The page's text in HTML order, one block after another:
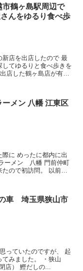
鶴ヶ島駅周辺で
んをゆるり食べ歩
店を出店したので 最
てゆるりと食べ歩きを
ーメン 八幡 江東区
内に出
初訪問。 以前の
車 埼玉県狭山市
ていたのですが、 起
した。 ・狭山
市 燈の車 初訪問の燈の車さん （2017年閉店） 鰹だしの...